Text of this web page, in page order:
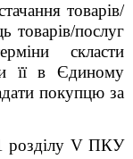
товарів/
товарів/послуг
скласти
її в Єдиному
покупцю за
розділу V ПКУ